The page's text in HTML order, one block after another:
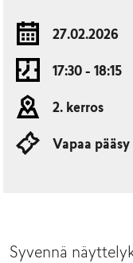
27.02.2026
17:30 - 18:15
2. kerros
Vapaa pääsy
Syvennä